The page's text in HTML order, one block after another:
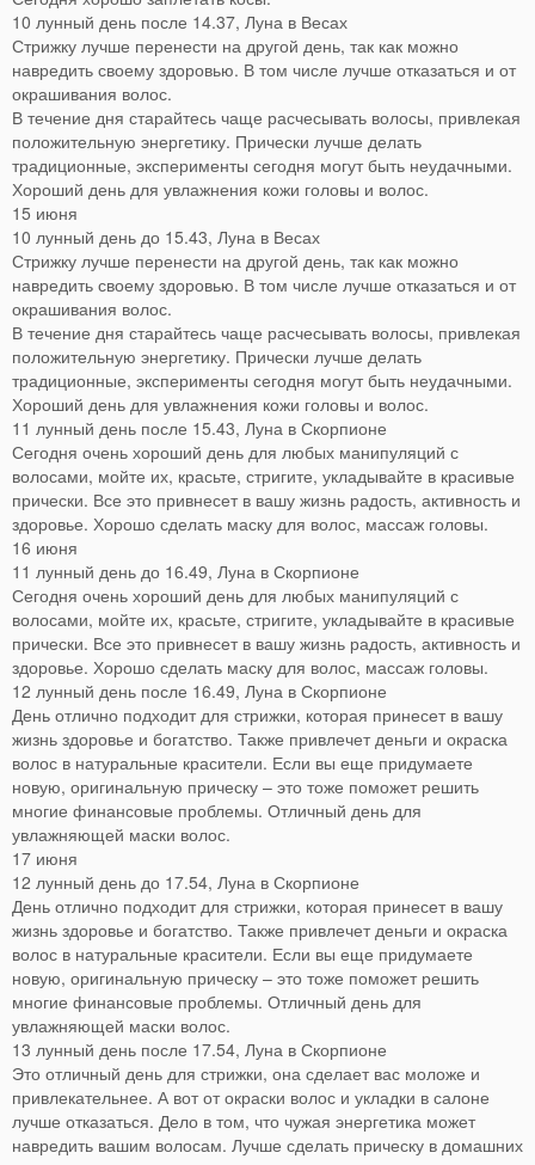
10 лунный день после 14.37, Луна в Весах
Стрижку лучше перенести на другой день, так как можно
навредить своему здоровью. В том числе лучше отказаться и от
окрашивания волос.
В течение дня старайтесь чаще расчесывать волосы, привлекая
положительную энергетику. Прически лучше делать
традиционные, эксперименты сегодня могут быть неудачными.
Хороший день для увлажнения кожи головы и волос.
15 июня
10 лунный день до 15.43, Луна в Весах
Стрижку лучше перенести на другой день, так как можно
навредить своему здоровью. В том числе лучше отказаться и от
окрашивания волос.
В течение дня старайтесь чаще расчесывать волосы, привлекая
положительную энергетику. Прически лучше делать
традиционные, эксперименты сегодня могут быть неудачными.
Хороший день для увлажнения кожи головы и волос.
11 лунный день после 15.43, Луна в Скорпионе
Сегодня очень хороший день для любых манипуляций с
волосами, мойте их, красьте, стригите, укладывайте в красивые
прически. Все это привнесет в вашу жизнь радость, активность и
здоровье. Хорошо сделать маску для волос, массаж головы.
16 июня
11 лунный день до 16.49, Луна в Скорпионе
Сегодня очень хороший день для любых манипуляций с
волосами, мойте их, красьте, стригите, укладывайте в красивые
прически. Все это привнесет в вашу жизнь радость, активность и
здоровье. Хорошо сделать маску для волос, массаж головы.
12 лунный день после 16.49, Луна в Скорпионе
День отлично подходит для стрижки, которая принесет в вашу
жизнь здоровье и богатство. Также привлечет деньги и окраска
волос в натуральные красители. Если вы еще придумаете
новую, оригинальную прическу – это тоже поможет решить
многие финансовые проблемы. Отличный день для
увлажняющей маски волос.
17 июня
12 лунный день до 17.54, Луна в Скорпионе
День отлично подходит для стрижки, которая принесет в вашу
жизнь здоровье и богатство. Также привлечет деньги и окраска
волос в натуральные красители. Если вы еще придумаете
новую, оригинальную прическу – это тоже поможет решить
многие финансовые проблемы. Отличный день для
увлажняющей маски волос.
13 лунный день после 17.54, Луна в Скорпионе
Это отличный день для стрижки, она сделает вас моложе и
привлекательнее. А вот от окраски волос и укладки в салоне
лучше отказаться. Дело в том, что чужая энергетика может
навредить вашим волосам. Лучше сделать прическу в домашних